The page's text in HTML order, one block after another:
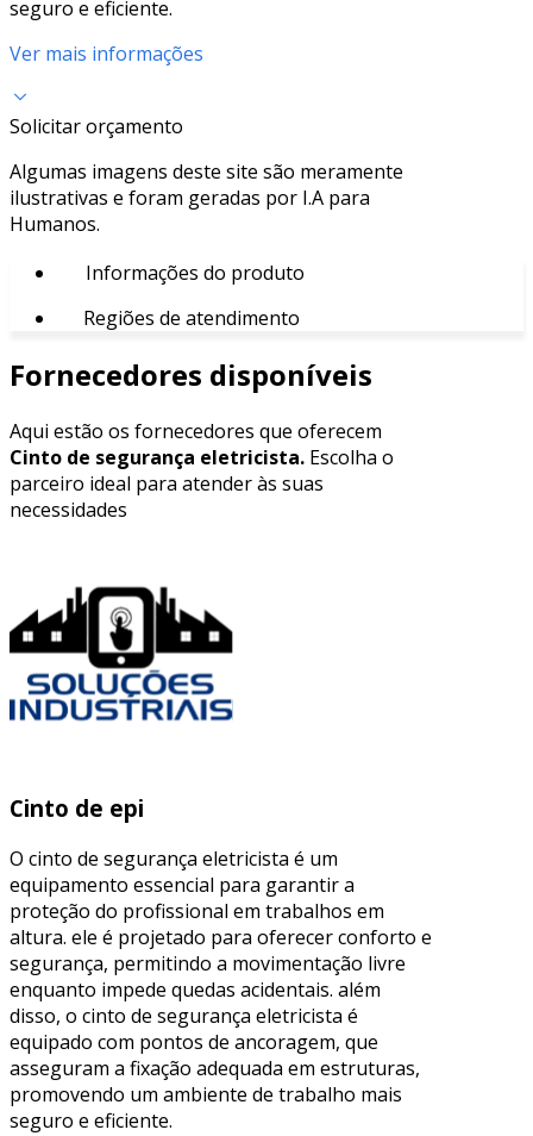
seguro e eficiente.
Ver mais informações
Solicitar orçamento
Algumas imagens deste site são meramente
ilustrativas e foram geradas por I.A para
Humanos.
Informações do produto
Regiões de atendimento
Fornecedores disponíveis
Aqui estão os fornecedores que oferecem
Cinto de segurança eletricista. Escolha o
parceiro ideal para atender às suas
necessidades
Cinto de epi
O cinto de segurança eletricista é um
equipamento essencial para garantir a
proteção do profissional em trabalhos em
altura. ele é projetado para oferecer conforto e
segurança, permitindo a movimentação livre
enquanto impede quedas acidentais. além
disso, o cinto de segurança eletricista é
equipado com pontos de ancoragem, que
asseguram a fixação adequada em estruturas,
promovendo um ambiente de trabalho mais
seguro e eficiente.